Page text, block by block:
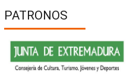
PATRONOS